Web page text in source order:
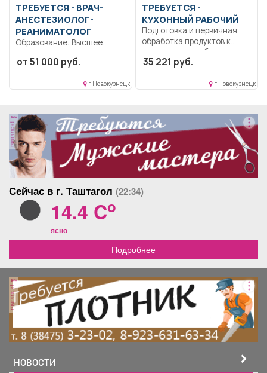
ТРЕБУЕТСЯ - ВРАЧ-
АНЕСТЕЗИОЛОГ-
РЕАНИМАТОЛОГ
Образование: Высшее
образование — подготовка
кадров высшей
от 51 000 руб.
г Новокузнецк
ТРЕБУЕТСЯ -
КУХОННЫЙ РАБОЧИЙ
Подготовка и первичная
обработка продуктов к
приготовлению блюд и...
35 221 руб.
г Новокузнецк
реклама
Сейчас в г. Таштагол (22:34)
14.4 Co
ясно
Подробнее
реклама
НОВОСТИ